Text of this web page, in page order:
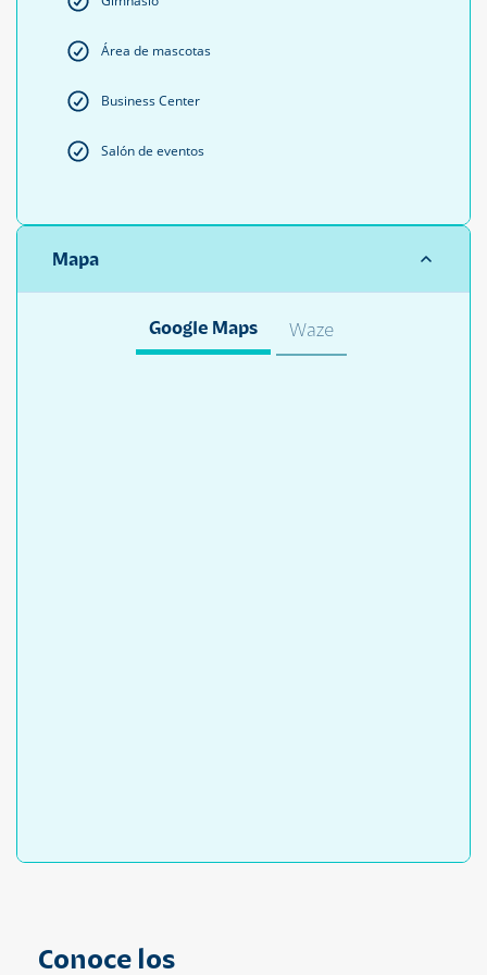
Área de mascotas
Business Center
Salón de eventos
Mapa
Google Maps Waze
Conoce los